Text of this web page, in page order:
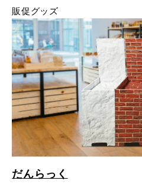
- オンデマンド印刷
- 高精細印刷
- アクセス
- CSR活動
- ぎぞらーず
- デザイン
- 販促グッズ
- オンデマンド印刷
- 高精細印刷
- 工場見学のお問い合わせ
- 採用お問い合わせ
- 資料ダウンロードTOP
- ぎぞらーず資料請求
お知らせ
ブログ（印刷マニアック）
工場見学
蔦重プロジェクト
個人情報保護方針
販促グッズ
だんらっく